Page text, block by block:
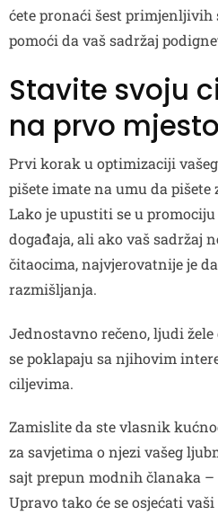
ćete pronaći šest primjenljivih
pomoći da vaš sadržaj
Stavite svoju
na prvo mjesto
Prvi korak u optimizaciji
pišete imate na umu da
Lako je upustiti se u
događaja, ali ako vaš sadržaj
čitaocima, najvjerovatnije je
razmišljanja.
Jednostavno rečeno, ljudi
se poklapaju sa njihovim
ciljevima.
Zamislite da ste vlasnik
za savjetima o njezi vašeg
sajt prepun modnih članaka –
Upravo tako će se osjećati